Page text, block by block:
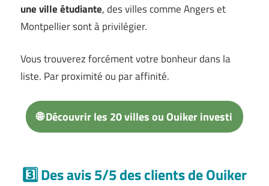
une ville étudiante, des villes comme Angers et
Montpellier sont à privilégier.
Vous trouverez forcément votre bonheur dans la
liste. Par proximité ou par affinité.
🌐 Découvrir les 20 villes ou Ouiker investi
3️⃣ Des avis 5/5 des clients de Ouiker